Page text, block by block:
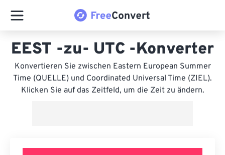
EEST -zu- UTC -Konverter
Konvertieren Sie zwischen Eastern European Summer
Time (QUELLE) und Coordinated Universal Time (ZIEL).
Klicken Sie auf das Zeitfeld, um die Zeit zu ändern.